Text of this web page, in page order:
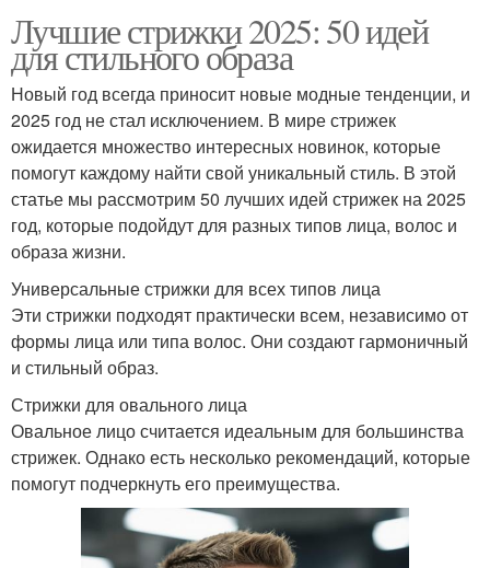
Лучшие стрижки 2025: 50 идей
для стильного образа
Новый год всегда приносит новые модные тенденции, и
2025 год не стал исключением. В мире стрижек
ожидается множество интересных новинок, которые
помогут каждому найти свой уникальный стиль. В этой
статье мы рассмотрим 50 лучших идей стрижек на 2025
год, которые подойдут для разных типов лица, волос и
образа жизни.
Универсальные стрижки для всех типов лица
Эти стрижки подходят практически всем, независимо от
формы лица или типа волос. Они создают гармоничный
и стильный образ.
Стрижки для овального лица
Овальное лицо считается идеальным для большинства
стрижек. Однако есть несколько рекомендаций, которые
помогут подчеркнуть его преимущества.